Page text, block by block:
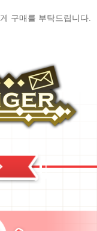
구매를 부탁드립니다.